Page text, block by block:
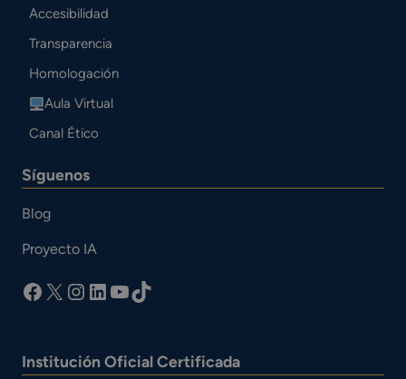
Accesibilidad
Transparencia
Homologación
Aula Virtual
Canal Ético
Síguenos
Blog
Proyecto IA
facebook
X Instagram
LinkedIn
YouTube
TikTok
Institución Oficial Certificada